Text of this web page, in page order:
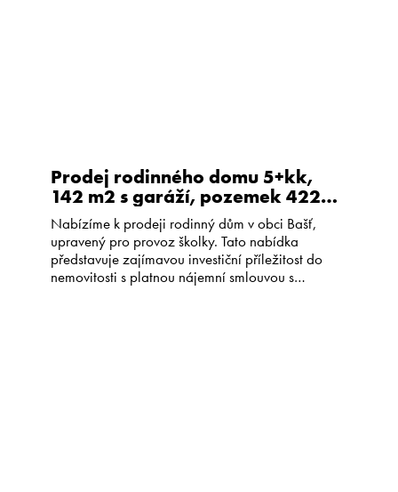
Prodej rodinného domu 5+kk,
142 m2 s garáží, pozemek 422
m2, Bašť
Nabízíme k prodeji rodinný dům v obci Bašť,
upravený pro provoz školky. Tato nabídka
představuje zajímavou investiční příležitost do
nemovitosti s platnou nájemní smlouvou s